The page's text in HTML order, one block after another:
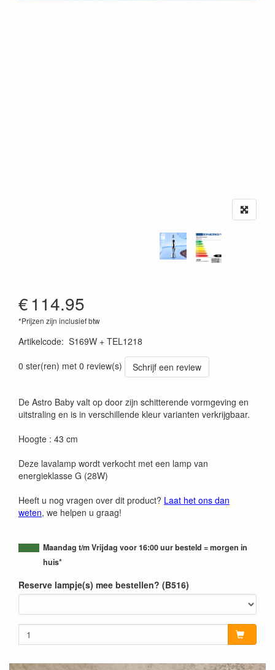
€114.95
*Prijzen zijn inclusief btw
Artikelcode: S169W + TEL1218
0 ster(ren) met 0 review(s)
Schrijf een review
De Astro Baby valt op door zijn schitterende vormgeving en
uitstraling en is in verschillende kleur varianten verkrijgbaar.
Hoogte : 43 cm
Deze lavalamp wordt verkocht met een lamp van
energieklasse G (28W)
Heeft u nog vragen over dit product? Laat het ons dan
weten, we helpen u graag!
Maandag t/m Vrijdag voor 16:00 uur besteld = morgen in
huis*
Reserve lampje(s) mee bestellen? (B516)